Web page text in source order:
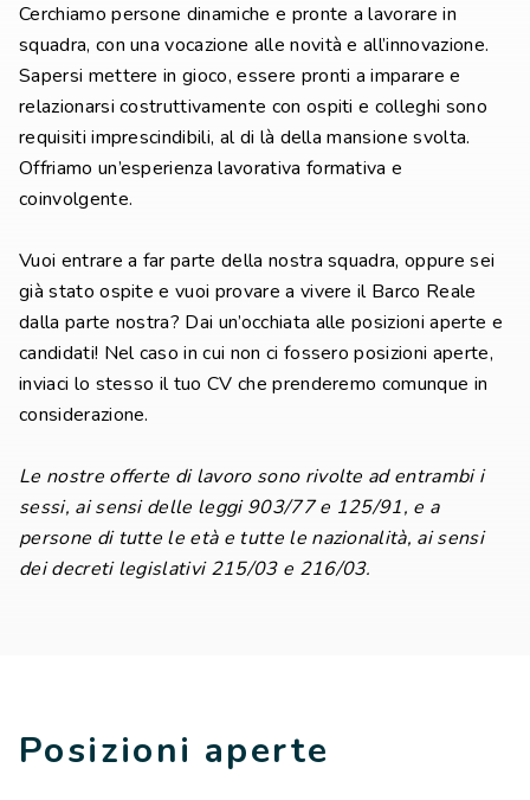
Cerchiamo persone dinamiche e pronte a lavorare in
squadra, con una vocazione alle novità e all’innovazione.
Sapersi mettere in gioco, essere pronti a imparare e
relazionarsi costruttivamente con ospiti e colleghi sono
requisiti imprescindibili, al di là della mansione svolta.
Offriamo un’esperienza lavorativa formativa e
coinvolgente.
Vuoi entrare a far parte della nostra squadra, oppure sei
già stato ospite e vuoi provare a vivere il Barco Reale
dalla parte nostra? Dai un’occhiata alle posizioni aperte e
candidati! Nel caso in cui non ci fossero posizioni aperte,
inviaci lo stesso il tuo CV che prenderemo comunque in
considerazione.
Le nostre offerte di lavoro sono rivolte ad entrambi i
sessi, ai sensi delle leggi 903/77 e 125/91, e a
persone di tutte le età e tutte le nazionalità, ai sensi
dei decreti legislativi 215/03 e 216/03.
Posizioni aperte